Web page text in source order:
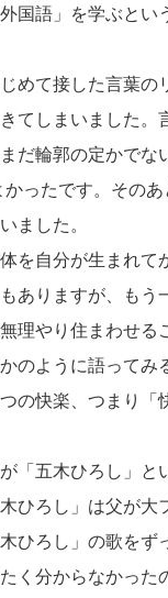
国語」を学ぶとい
めて接した言葉の
てしまいました。
だ輪郭の定かでな
ったです。その
ました。
を自分が生まれて
ありますが、もう
理やり住まわせる
のように語ってみ
の快楽、つまり「
「五木ひろし」と
ひろし」は父が大
ひろし」の歌をず
く分からなかった